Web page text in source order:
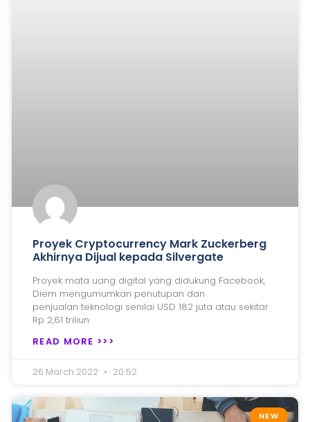
Proyek Cryptocurrency Mark Zuckerberg
Akhirnya Dijual kepada Silvergate
Proyek mata uang digital yang didukung Facebook,
Diem mengumumkan penutupan dan
penjualan teknologi senilai USD 182 juta atau sekitar
Rp 2,61 triliun
READ MORE >>>
26 March 2022 20:52
NEW